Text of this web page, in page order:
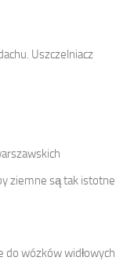
Uszczelniacz
ziemne są tak istotne
do wózków widłowych